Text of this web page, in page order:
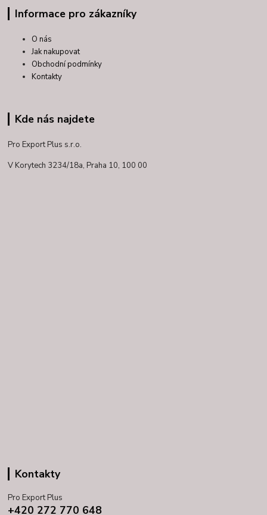
Informace pro zákazníky
O nás
Jak nakupovat
Obchodní podmínky
Kontakty
Kde nás najdete
Pro Export Plus s.r.o.
V Korytech 3234/18a, Praha 10, 100 00
Kontakty
Pro Export Plus
+420 272 770 648